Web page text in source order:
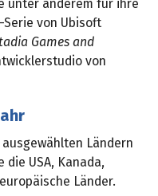
unter anderem für ihre
von Ubisoft
Games and
von
Ländern
USA, Kanada,
Länder.